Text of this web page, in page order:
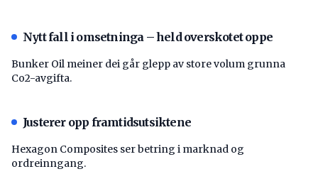
Nytt fall i omsetninga – held overskotet oppe
Bunker Oil meiner dei går glepp av store volum grunna
Co2-avgifta.
Justerer opp framtidsutsiktene
Hexagon Composites ser betring i marknad og
ordreinngang.